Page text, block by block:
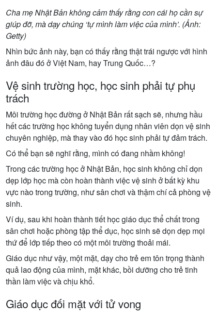
Cha mẹ Nhật Bản không cảm thấy rằng con cái họ cần sự
giúp đỡ, mà dạy chúng ‘tự mình làm việc của mình’. (Ảnh:
Getty)
Nhìn bức ảnh này, bạn có thấy rằng thật trái ngược với hình
ảnh đâu đó ở Việt Nam, hay Trung Quốc…?
Vệ sinh trường học, học sinh phải tự phụ
trách
Môi trường học đường ở Nhật Bản rất sạch sẽ, nhưng hầu
hết các trường học không tuyển dụng nhân viên dọn vệ sinh
chuyên nghiệp, mà thay vào đó học sinh phải tự đảm trách.
Có thể bạn sẽ nghĩ rằng, mình có đang nhầm không!
Trong các trường học ở Nhật Bản, học sinh không chỉ dọn
dẹp lớp học mà còn hoàn thành việc vệ sinh ở bất kỳ khu
vực nào trong trường, như sân chơi và thậm chí cả phòng vệ
sinh.
Ví dụ, sau khi hoàn thành tiết học giáo dục thể chất trong
sân chơi hoặc phòng tập thể dục, học sinh sẽ dọn dẹp mọi
thứ để lớp tiếp theo có một môi trường thoải mái.
Giáo dục như vậy, một mặt, dạy cho trẻ em tôn trọng thành
quả lao động của mình, mặt khác, bồi dưỡng cho trẻ tinh
thần làm việc và chịu khổ.
Giáo dục đối mặt với tử vong